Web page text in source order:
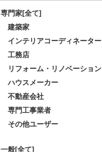
専門家[全て]
建築家
インテリアコーディネーター
工務店
リフォーム・リノベーション
ハウスメーカー
不動産会社
専門工事業者
その他ユーザー
一般[全て]